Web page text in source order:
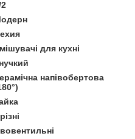
2
для кухні
напівобертова